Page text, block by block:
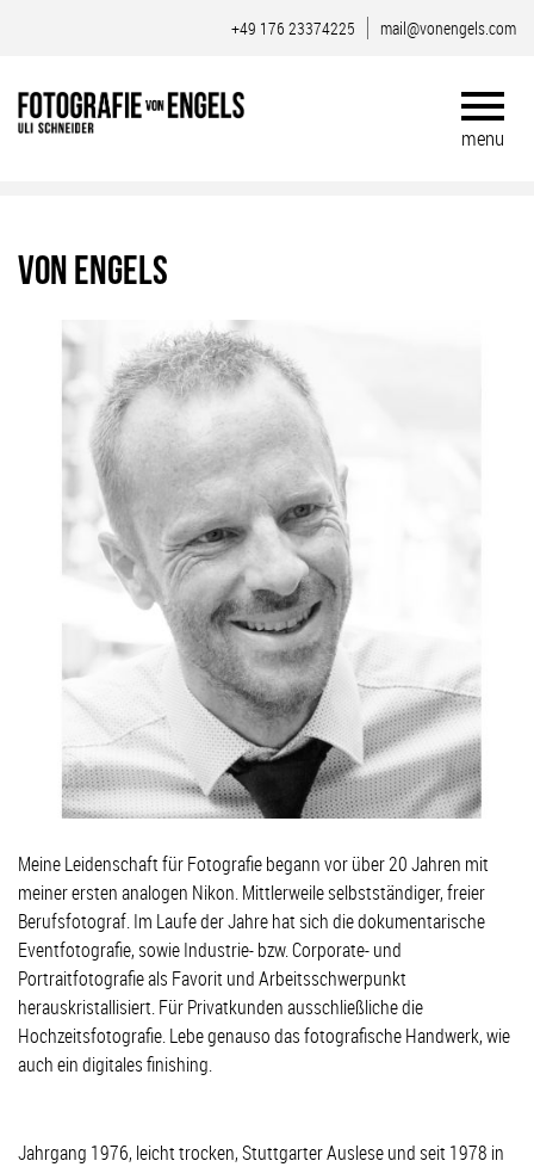
mail@vonengels.com
+49 176 23374225
von Engels
Meine Leidenschaft für Fotografie begann vor über 20 Jahren mit
meiner ersten analogen Nikon. Mittlerweile selbstständiger, freier
Berufsfotograf. Im Laufe der Jahre hat sich die dokumentarische
Eventfotografie, sowie Industrie- bzw. Corporate- und
Portraitfotografie als Favorit und Arbeitsschwerpunkt
herauskristallisiert. Für Privatkunden ausschließliche die
Hochzeitsfotografie. Lebe genauso das fotografische Handwerk, wie
auch ein digitales finishing.
Jahrgang 1976, leicht trocken, Stuttgarter Auslese und seit 1978 in